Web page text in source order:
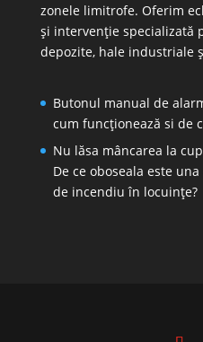
zonele limitrofe. Oferim
și intervenție specializată
depozite, hale industriale
Butonul manual de
cum funcționează si de
Nu lăsa mâncarea la
De ce oboseala este
de incendiu în locuințe?